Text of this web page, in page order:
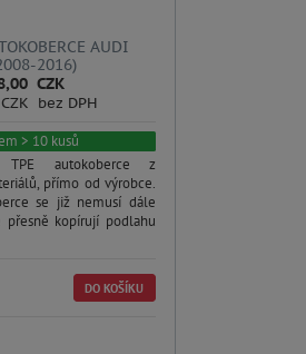
AUDI
2016)
CZK
bez DPH
> 10 kusů
TPE autokoberce z
přímo od výrobce.
se již nemusí dále
přesně kopírují podlahu
DO KOŠÍKU